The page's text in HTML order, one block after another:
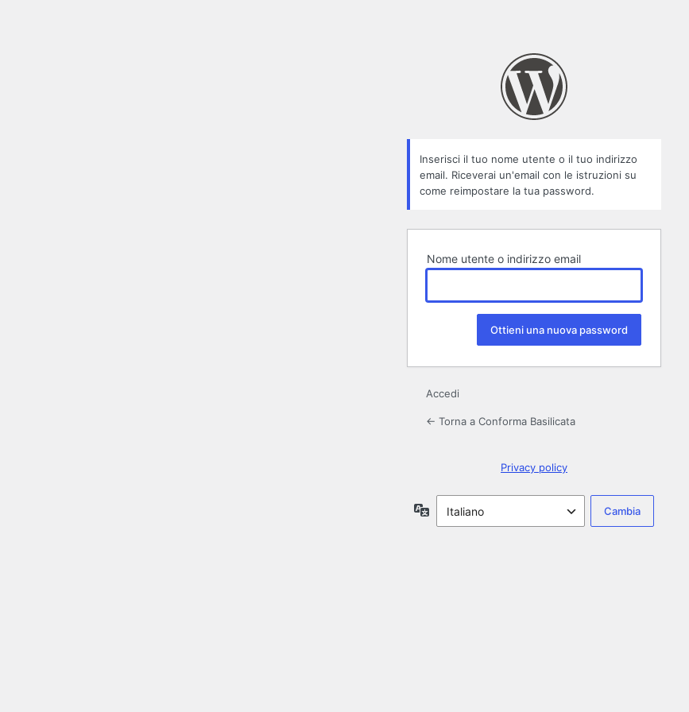
Inserisci il tuo nome utente o il tuo indirizzo
email. Riceverai un'email con le istruzioni su
come reimpostare la tua password.
Nome utente o indirizzo email
Accedi
← Torna a Conforma Basilicata
Privacy policy
Lingua